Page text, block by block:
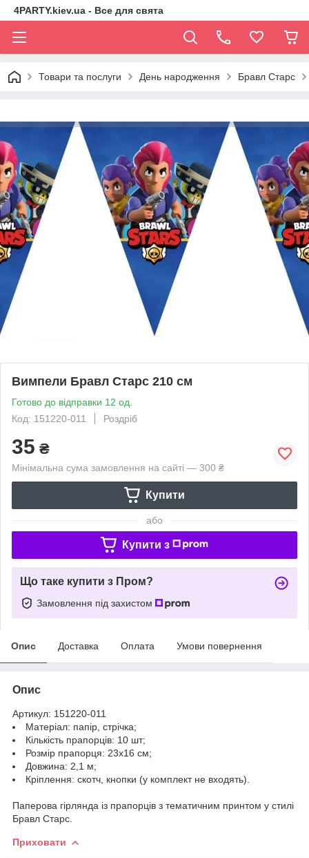
4PARTY.kiev.ua - Все для свята
Товари та послуги День народження Бравл Старс
Вимпели Бравл Старс 210 см
Готово до відправки 12 од.
Код: 151220-011
Роздріб
35 ₴
Мінімальна сума замовлення на сайті — 300 ₴
Купити
або
Купити з
Що таке купити з Пром?
Замовлення під захистом
Опис Доставка Оплата Умови повернення
Опис
Артикул: 151220-011
Матеріал: папір, стрічка;
Кількість прапорців: 10 шт;
Розмір прапорця: 23х16 см;
Довжина: 2,1 м;
Кріплення: скотч, кнопки (у комплект не входять).
Паперова гірлянда із прапорців з тематичним принтом у стилі
Бравл Старс.
Приховати